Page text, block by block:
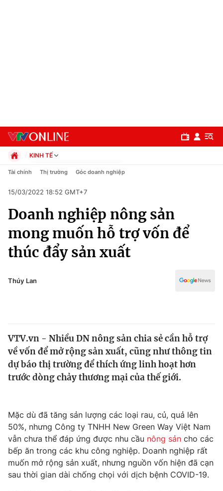
Chuyên mục
Xã hội
Pháp luật
Thế giới
Tin tức
Thế giới đó đây
Kinh tế
Thị trường
Góc doanh nghiệp
Truyền hình
Phim VTV
Hậu trường
Giải trí
Điện ảnh
KINH TẾ
Chính trị
Pháp luật
Kinh tế
Thể thao
Truyền hình
Văn hóa - Giải trí
Tài chính Thị trường Góc doanh nghiệp
15/03/2022 18:52 GMT+7
Doanh nghiệp nông sản
mong muốn hỗ trợ vốn để
thúc đẩy sản xuất
Thúy Lan
VTV.vn - Nhiều DN nông sản chia sẻ cần hỗ trợ
về vốn để mở rộng sản xuất, cũng như thông tin
dự báo thị trường để thích ứng linh hoạt hơn
trước dòng chảy thương mại của thế giới.
Mặc dù đã tăng sản lượng các loại rau, củ, quả lên
50%, nhưng Công ty TNHH New Green Way Việt Nam
vẫn chưa thể đáp ứng được nhu cầu nông sản cho các
bếp ăn trong các khu công nghiệp. Doanh nghiệp rất
muốn mở rộng sản xuất, nhưng nguồn vốn hiện đã cạn
sau thời gian dài chống chọi với dịch bệnh COVID-19.